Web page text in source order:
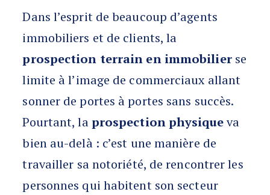
Dans l’esprit de beaucoup d’agents
immobiliers et de clients, la
prospection terrain en immobilier se
limite à l’image de commerciaux allant
sonner de portes à portes sans succès.
Pourtant, laprospection physiqueva
bien au-delà : c’est une manière de
travailler sa notoriété, de rencontrer les
personnes qui habitent son secteur